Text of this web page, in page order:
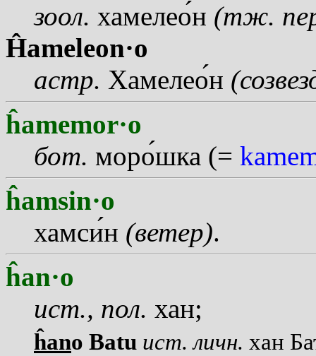
зоол. хамелеон (тж.
Ĥameleon·o
астр. Хамелеон
ĥamemor·o
бот. морошка (=
ĥamsin·o
хамсин (ветер).
ĥan·o
ист., пол. хан;
ĥano Batu ист. личн. хан